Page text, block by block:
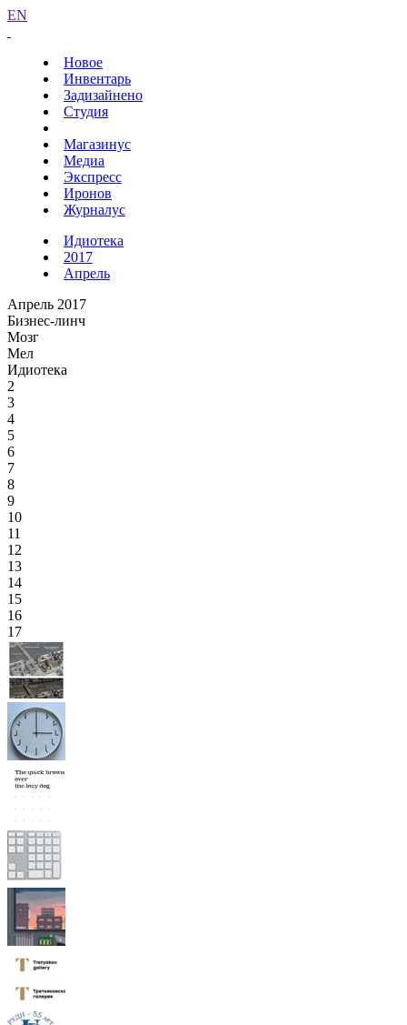
EN
Новое
Инвентарь
Задизайнено
Студия
Магазинус
Медиа
Экспресс
Иронов
Журналус
Идиотека
2017
Апрель
Апрель 2017
Бизнес-линч
Мозг
Мел
Идиотека
2
3
4
5
6
7
8
9
10
11
12
13
14
15
16
17